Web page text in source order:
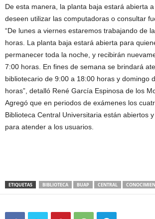
De esta manera, la planta baja estará abierta
deseen utilizar las computadoras o consultar
“De lunes a viernes estaremos trabajando de
horas. La planta baja estará abierta para
permanecer toda la noche, y recibirán
7:00 horas. En fines de semana se brindará
bibliotecario de 9:00 a 18:00 horas y domingo
horas”, detalló René García Espinosa de los
Agregó que en periodos de exámenes los
Biblioteca Central Universitaria están abiertos
para atender a los usuarios.
ETIQUETAS BIBLIOTECA BUAP CENTRAL